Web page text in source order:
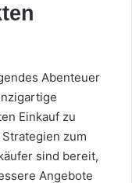
Abenteuer
Einkauf zu
zum
sind bereit,
Angebote